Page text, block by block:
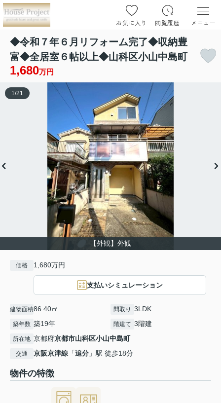
お気に入り 閲覧履歴 メニュー
◆令和７年６月リフォーム完了◆収納豊
富◆全居室６帖以上◆山科区小山中島町
1,680万円
【外観】外観
1 /21
価格 1,680万円
支払いシミュレーション
建物面積86.40㎡ 間取り 3LDK
築年数 築19年 階建て 3階建
所在地 京都府京都市山科区小山中島町
交通 京阪京津線 「追分 」駅 徒歩18分
物件の特徴